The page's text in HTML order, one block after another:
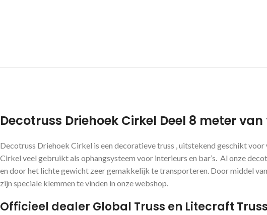
Decotruss Driehoek Cirkel Deel 8 meter
Decotruss Driehoek Cirkel is een decoratieve truss , uitstekend geschikt
Cirkel veel gebruikt als ophangsysteem voor interieurs en bar’s. Al onze
en door het lichte gewicht zeer gemakkelijk te transporteren. Door middel
zijn speciale klemmen te vinden in onze webshop.
Officieel dealer Global Truss en Litecraft Truss